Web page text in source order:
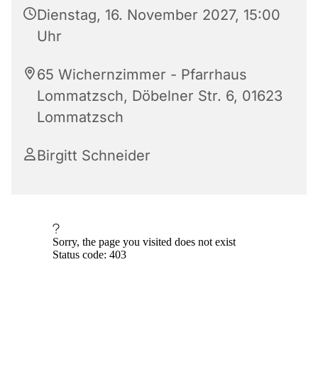
Dienstag, 16. November 2027, 15:00
Uhr
65 Wichernzimmer - Pfarrhaus
Lommatzsch, Döbelner Str. 6, 01623
Lommatzsch
Birgitt Schneider